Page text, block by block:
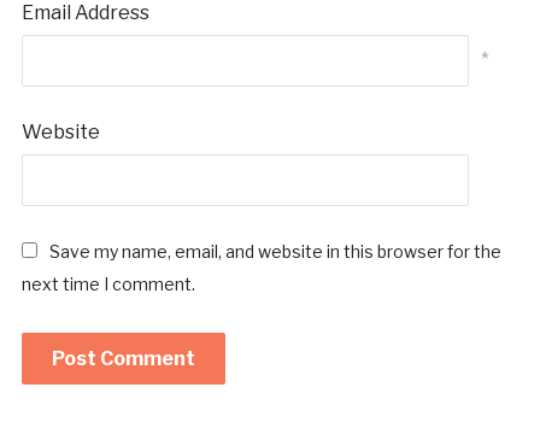
Email Address
*
Website
Save my name, email, and website in this browser for the
next time I comment.